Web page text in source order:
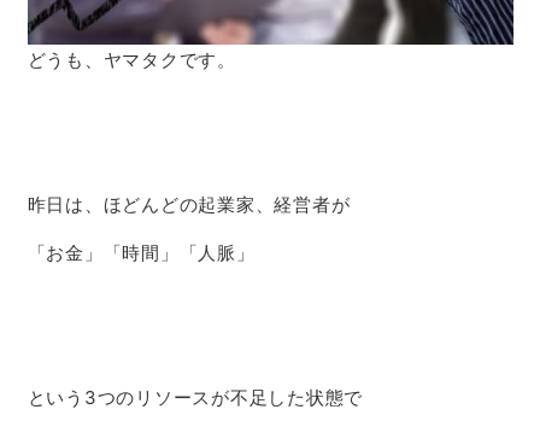
どうも、ヤマタクです。
昨日は、ほどんどの起業家、経営者が
「お金」「時間」「人脈」
という3つのリソースが不足した状態で